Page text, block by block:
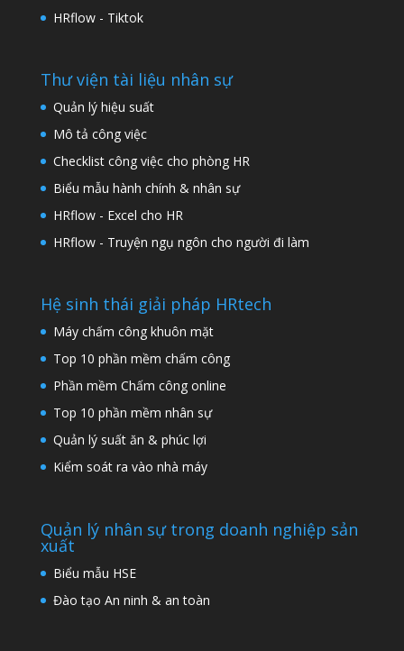
HRflow - Tiktok
Thư viện tài liệu nhân sự
Quản lý hiệu suất
Mô tả công việc
Checklist công việc cho phòng HR
Biểu mẫu hành chính & nhân sự
HRflow - Excel cho HR
HRflow - Truyện ngụ ngôn cho người đi làm
Hệ sinh thái giải pháp HRtech
Máy chấm công khuôn mặt
Top 10 phần mềm chấm công
Phần mềm Chấm công online
Top 10 phần mềm nhân sự
Quản lý suất ăn & phúc lợi
Kiểm soát ra vào nhà máy
Quản lý nhân sự trong doanh nghiệp sản
xuất
Biểu mẫu HSE
Đào tạo An ninh & an toàn